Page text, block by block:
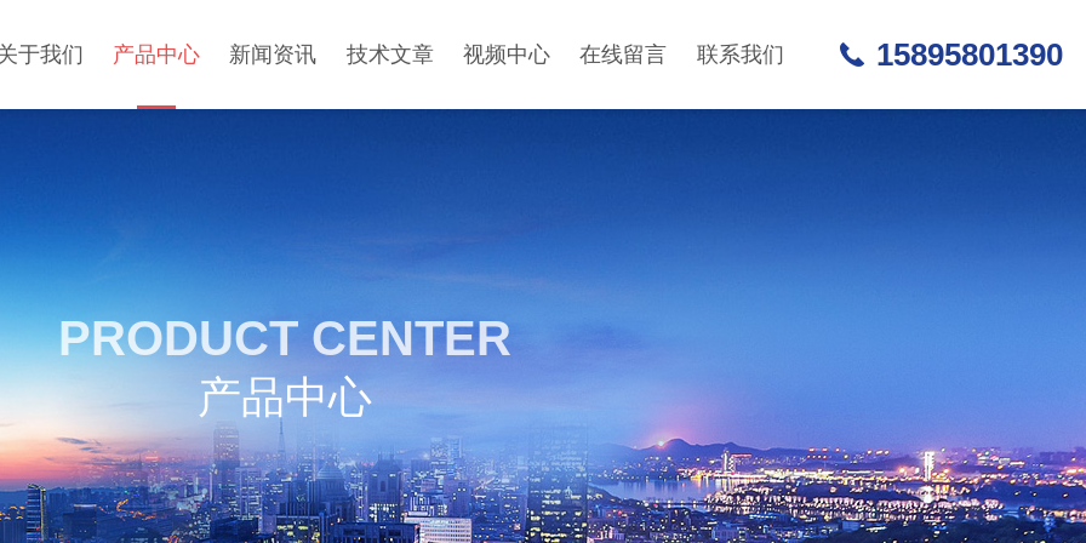
于我们 产品中心 新闻资讯 技术文章 视频中心 在线留言 联系我们 15895801390
PRODUCT CENTER
产品中心